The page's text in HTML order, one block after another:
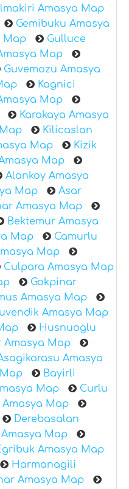
Amasya Map
Gemibuku Amasya
Map
Gulluce
Map
Guvemozu Amasya
Kagnici
Map
Karakaya Amasya
Kilicaslan
Map
Kizik
Map
Alankoy Amasya
Map
Asar
Amasya Map
Bektemur Amasya
Map
Camurlu
Map
Culpara Amasya Map
Gokpinar
Amasya Map
Amasya Map
Husnuoglu
Amasya Map
Amasya
Bayirli
Map
Curlu
Amasya Map
Derebasalan
Amasya Map
Amasya Map
Harmanagili
Amasya Map